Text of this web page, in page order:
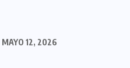
MAYO 12, 2026